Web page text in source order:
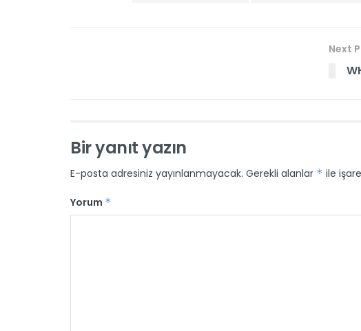
Next
Bir yanıt yazın
E-posta adresiniz yayınlanmayacak. Gerekli alanlar * ile
Yorum *